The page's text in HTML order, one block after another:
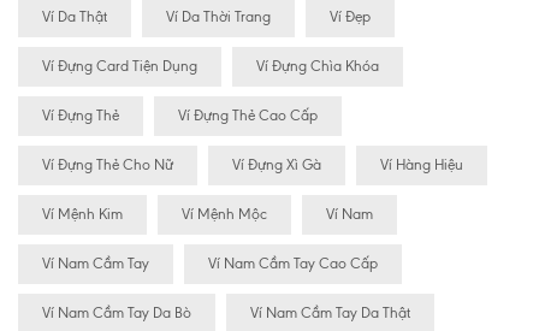
Ví Da Thật Ví Da Thời Trang Ví Đẹp
Ví Đựng Card Tiện Dụng Ví Đựng Chìa Khóa
Ví Đựng Thẻ Ví Đựng Thẻ Cao Cấp
Ví Đựng Thẻ Cho Nữ Ví Đựng Xì Gà Ví Hàng Hiệu
Ví Mệnh Kim Ví Mệnh Mộc Ví Nam
Ví Nam Cầm Tay Ví Nam Cầm Tay Cao Cấp
Ví Nam Cầm Tay Da Bò Ví Nam Cầm Tay Da Thật